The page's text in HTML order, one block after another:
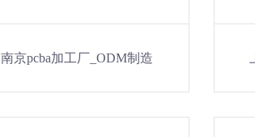
南京pcba加工厂_ODM制造